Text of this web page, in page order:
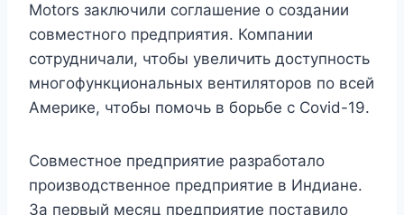
Motors заключили соглашение о создании
совместного предприятия. Компании
сотрудничали, чтобы увеличить доступность
многофункциональных вентиляторов по всей
Америке, чтобы помочь в борьбе с Covid-19.
Совместное предприятие разработало
производственное предприятие в Индиане.
За первый месяц предприятие поставило